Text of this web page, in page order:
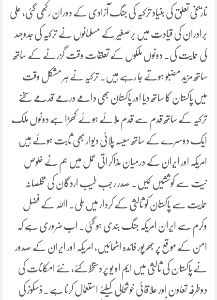
تاریخی تعلق کی بنیاد ترکیہ کی جنگ آزادی کے دوران رکھی گئی، علی
برادران کی قیادت میں برصغیر کے مسلمانوں نے ترکیہ کی جدوجہد
کی حمایت کی۔ دونوں ملکوں کے تعلقات وقت گزرنے کے ساتھ
ساتھ مزید مضبو ہوتے جا رہے ہیں۔ ترکیہ نے ہر مشکل وقت
میں پاکستان کا ساتھ دیا اور پاکستان بھی دامے درمے قدمے سخنے
ترکیہ کے ساتھ قدم سے قدم ملائے ہوئے کھڑا ہے دونوں ملک
ایک دوسرے کے ساتھ سیسہ پلائی دیوار بھی ثابت ہوئے ہیں
امریکہ اور ایران کے درمیان مذاکراتی عمل میں ہم نے خلوص
نیت سے کوششیں کیں۔ صدر رجب طیب اردگان کی مخلصانہ
حمایت سے پاکستان کو ثالثی کے کردار میں ملی۔ اﷲ کے فضل
وکرم سے ایران امریکہ جنگ بندی ہو گئی۔ اب ضروری ہے کہ
امن کے موقع پر بھرپور فائدہ اٹھائیں، امریکہ اور ایران کے صدور
نے پاکستان کی ثالثی میں ایم او یو پر دستخط کئے، نئے امکانات کی
دوطرفہ تعاون اور علاقائی خوشحالی کیلئے استعمال کرنا ہے۔ ڈسکوز کی